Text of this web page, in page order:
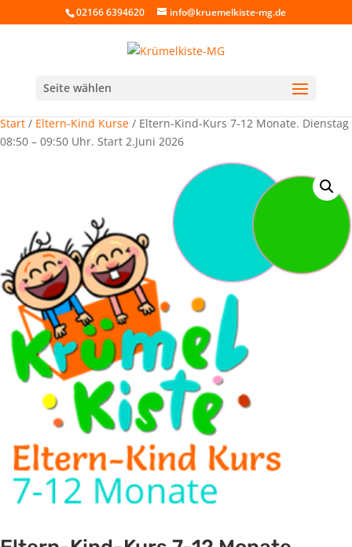
02166 6394620 info@kruemelkiste-mg.de
Seite wählen
Start / Eltern-Kind Kurse / Eltern-Kind-Kurs 7-12 Monate. Dienstag
08:50 – 09:50 Uhr. Start 2.Juni 2026